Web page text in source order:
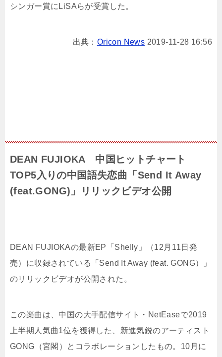
シンガー賞にLiSAらが受賞した。
出典： Oricon News 2019-11-28 16:56
DEAN FUJIOKA 中国ヒットチャート
TOP5入りの中国語失恋曲「Send It Away
(feat.GONG)」リリックビデオ公開
DEAN FUJIOKAの最新EP「Shelly」（12月11日発
売）に収録されている「Send It Away (feat. GONG）」
のリリックビデオが公開された。
この楽曲は、中国の大手配信サイト・NetEaseで2019
上半期人気曲1位を獲得した、新進気鋭のアーティスト
GONG（宮閣）とコラボレーションしたもの。10月に